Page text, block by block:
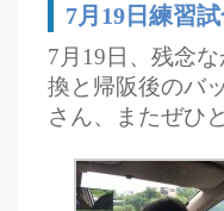
7月19日練習
7月19日、残念
換と帰阪後のバ
さん、またぜひ